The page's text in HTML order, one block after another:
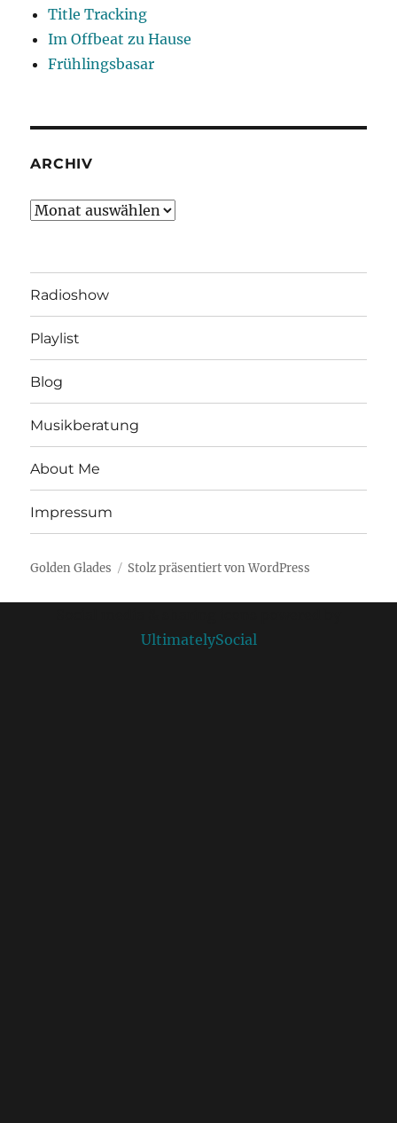
Title Tracking
Im Offbeat zu Hause
Frühlingsbasar
ARCHIV
Archiv
Radioshow
Playlist
Blog
Musikberatung
About Me
Impressum
Golden Glades Stolz präsentiert von WordPress
UltimatelySocial